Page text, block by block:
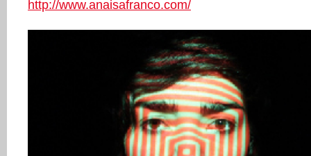
http://www.anaisafranco.com/